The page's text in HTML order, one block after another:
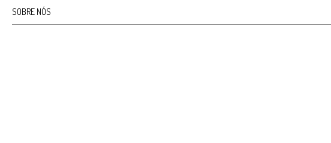
SOBRE NÓS